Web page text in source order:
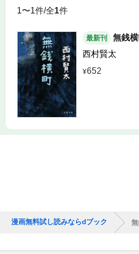
1〜1件/全1件
最新刊
無銭
西村賢太
652
漫画無料試し読みならdブック